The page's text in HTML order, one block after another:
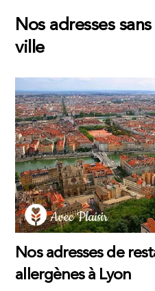
Nos adresses
ville
Nos adresses de
allergènes à Lyon